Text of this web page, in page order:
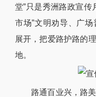
堂”只是秀洲路政宣传
市场”文明劝导、广
展开，把爱路护路的
地。
路通百业兴，路